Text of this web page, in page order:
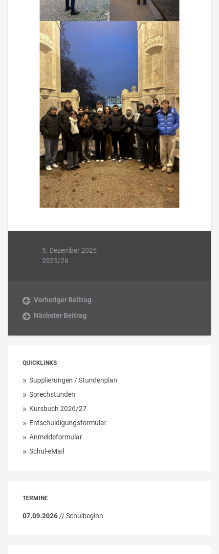
5. Dezember 2025
2025/26
Vorheriger Beitrag
Nächster Beitrag
QUICKLINKS
Supplierungen / Stundenplan
Sprechstunden
Kursbuch 2026/27
Entschuldigungsformular
Anmeldeformular
Schul-eMail
TERMINE
07.09.2026 // Schulbeginn